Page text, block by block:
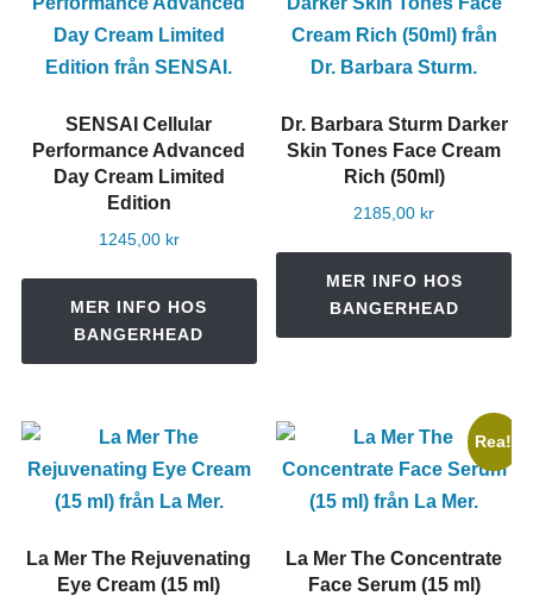
SENSAI Cellular
Performance Advanced
Day Cream Limited
Edition
1245,00 kr
MER INFO HOS
BANGERHEAD
Dr. Barbara Sturm Darker
Skin Tones Face Cream
Rich (50ml)
2185,00 kr
MER INFO HOS
BANGERHEAD
La Mer The Rejuvenating
Eye Cream (15 ml)
Rea!
La Mer The Concentrate
Face Serum (15 ml)